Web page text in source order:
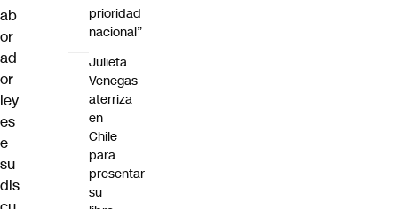
ab
or
ad
or
ley
es
e
su
dis
prioridad
nacional”
Julieta
Venegas
aterriza
en
Chile
para
presentar
su